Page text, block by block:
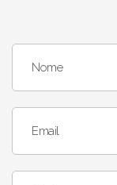
Nome
Email